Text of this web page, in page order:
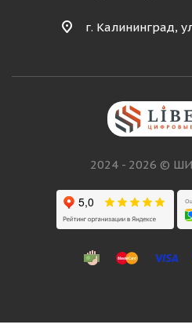
г. Калининград,
2024 - 2026 ©